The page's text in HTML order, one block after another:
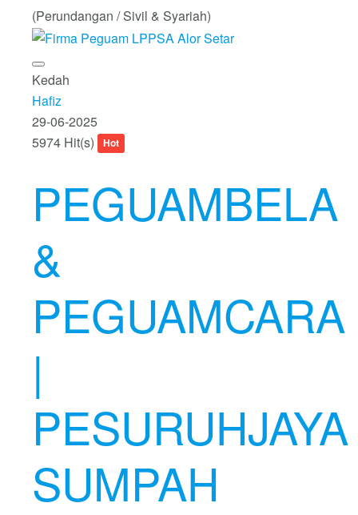
(Perundangan / Sivil & Syariah)
Kedah
Hafiz
29-06-2025
5974 Hit(s)
Hot
PEGUAMBELA
&
PEGUAMCARA
|
PESURUHJAYA
SUMPAH